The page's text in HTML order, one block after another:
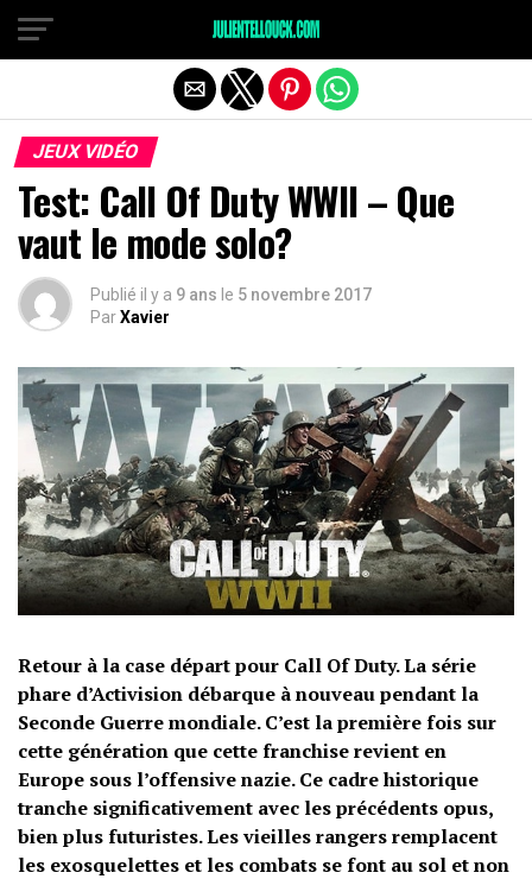
JEUX VIDÉO
Test: Call Of Duty WWII – Que
vaut le mode solo?
Publié il y a 9 ans le 5 novembre 2017
ParXavier
Retour à la case départ pour Call Of Duty. La série
phare d’Activision débarque à nouveau pendant la
Seconde Guerre mondiale. C’est la première fois sur
cette génération que cette franchise revient en
Europe sous l’offensive nazie. Ce cadre historique
tranche significativement avec les précédents opus,
bien plus futuristes. Les vieilles rangers remplacent
les exosquelettes et les combats se font au sol et non